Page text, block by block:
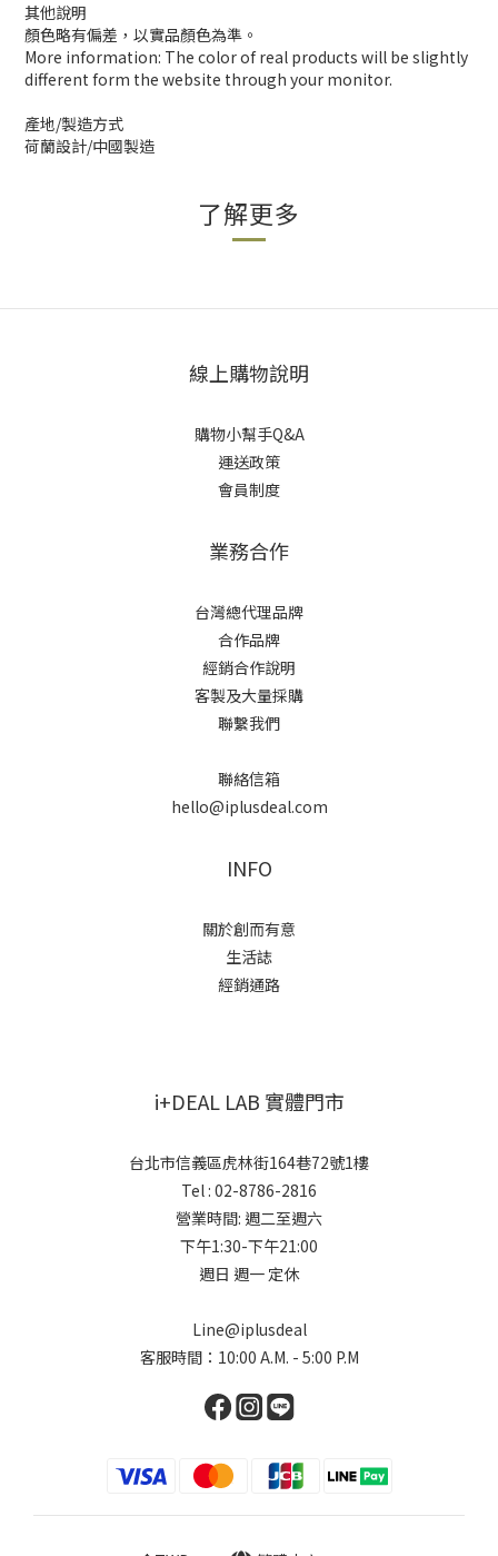
其他說明
顏色略有偏差，以實品顏色為準。
More information: The color of real products will be slightly
different form the website through your monitor.
產地/製造方式
荷蘭設計/中國製造
了解更多
線上購物說明
購物小幫手Q&A
運送政策
會員制度
業務合作
台灣總代理品牌
合作品牌
經銷合作說明
客製及大量採購
聯繫我們
聯絡信箱
hello@iplusdeal.com
INFO
關於創而有意
生活誌
經銷通路
i+DEAL LAB 實體門市
台北市信義區虎林街164巷72號1樓
Tel : 02-8786-2816
營業時間: 週二至週六
下午1:30-下午21:00
週日 週一 定休
Line@iplusdeal
客服時間：10:00 A.M. - 5:00 P.M